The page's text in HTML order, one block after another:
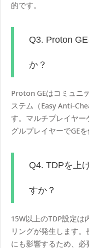
的です。
Q3. Proton
か？
Proton GEはコミュニ
ステム（Easy Anti-
す。マルチプレイヤ
グルプレイヤーでGE
Q4. TDPを上
すか？
15W以上のTDP設定は
リングが発生します
にも影響するため、必